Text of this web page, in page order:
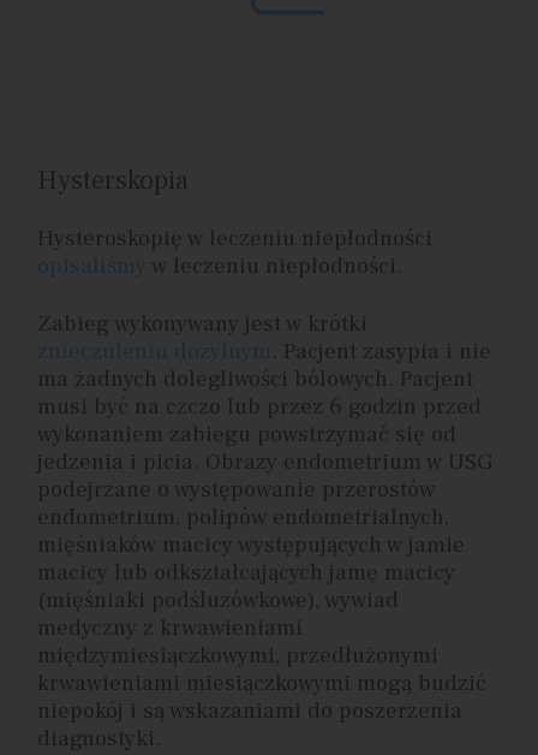
Hysterskopia
Hysteroskopię w leczeniu niepłodności
opisaliśmy w leczeniu niepłodności.
Zabieg wykonywany jest w krótki
znieczuleniu dożylnym . Pacjent zasypia i nie
ma żadnych dolegliwości bólowych. Pacjent
musi być na czczo lub przez 6 godzin przed
wykonaniem zabiegu powstrzymać się od
jedzenia i picia. Obrazy endometrium w USG
podejrzane o występowanie przerostów
endometrium, polipów endometrialnych,
mięśniaków macicy występujących w jamie
macicy lub odkształcających jamę macicy
(mięśniaki podśluzówkowe), wywiad
medyczny z krwawieniami
międzymiesiączkowymi, przedłużonymi
krwawieniami miesiączkowymi mogą budzić
niepokój i są wskazaniami do poszerzenia
diagnostyki.